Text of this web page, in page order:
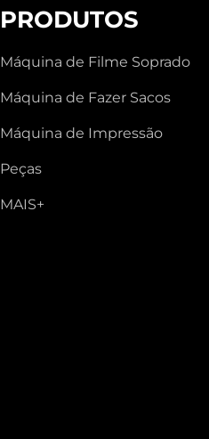
PRODUTOS
Máquina de Filme Soprado
Máquina de Fazer Sacos
Máquina de Impressão
Peças
MAIS+